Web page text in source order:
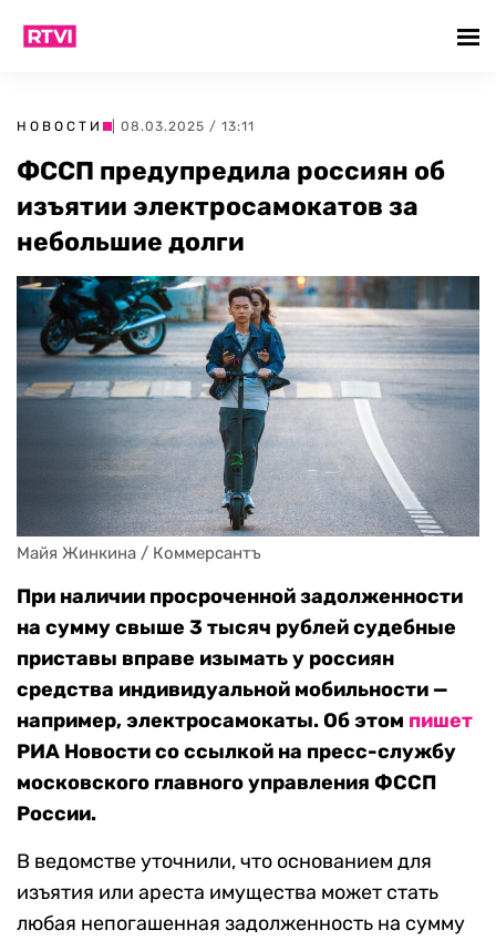
НОВОСТИ | 08.03.2025 / 13:11
ФССП предупредила россиян об
изъятии электросамокатов за
небольшие долги
Майя Жинкина / Коммерсантъ
При наличии просроченной задолженности
на сумму свыше 3 тысяч рублей судебные
приставы вправе изымать у россиян
средства индивидуальной мобильности —
например, электросамокаты. Об этом пишет
РИА Новости со ссылкой на пресс-службу
московского главного управления ФССП
России.
В ведомстве уточнили, что основанием для
изъятия или ареста имущества может стать
любая непогашенная задолженность на сумму